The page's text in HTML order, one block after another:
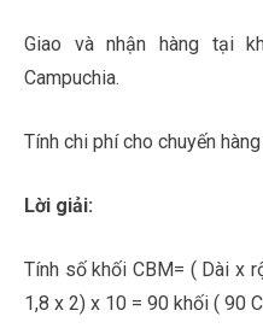
Giao và nhận hàng tại
Campuchia.
Tính chi phí cho chuyến
Lời giải:
Tính số khối CBM= ( Dài x
1,8 x 2) x 10 = 90 khối ( 90